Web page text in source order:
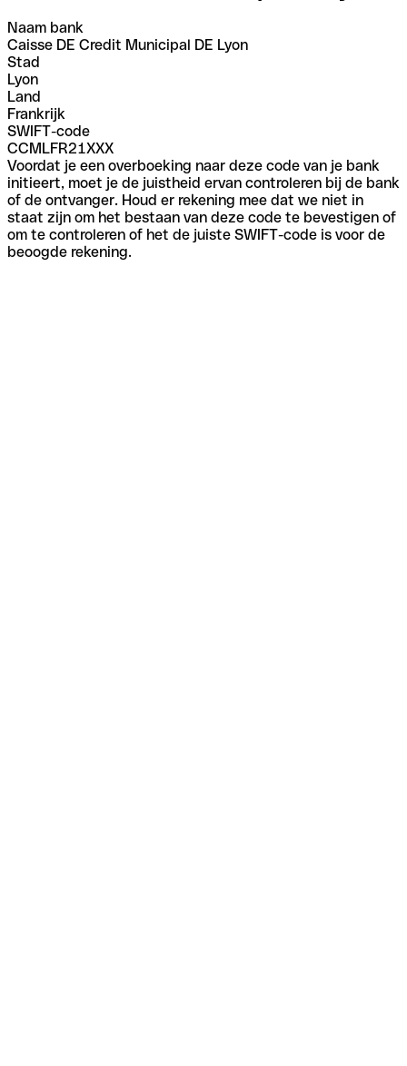
Naam bank
Caisse DE Credit Municipal DE Lyon
Stad
Lyon
Land
Frankrijk
SWIFT-code
CCMLFR21XXX
Voordat je een overboeking naar deze code van je bank
initieert, moet je de juistheid ervan controleren bij de bank
of de ontvanger. Houd er rekening mee dat we niet in
staat zijn om het bestaan van deze code te bevestigen of
om te controleren of het de juiste SWIFT-code is voor de
beoogde rekening.